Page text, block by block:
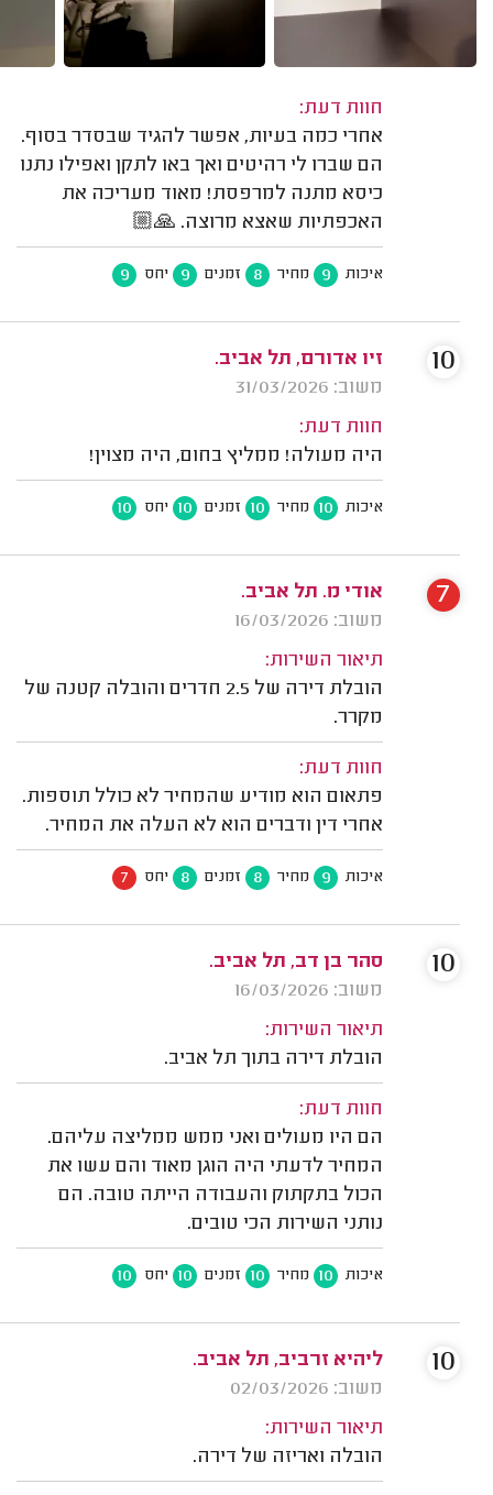
חוות דעת:
אחרי כמה בעיות, אפשר להגיד שבסדר בסוף.
הם שברו לי רהיטים ואך באו לתקן ואפילו נתנו
כיסא מתנה למרפסת! מאוד מעריכה את
האכפתיות שאצא מרוצה. 🙏🏼
איכות 9 מחיר 8 זמנים 9 יחס 9
זיו אדורם, תל אביב.
משוב: 31/03/2026
חוות דעת:
היה מעולה! ממליץ בחום, היה מצוין!
איכות 10 מחיר 10 זמנים 10 יחס 10
10
אודי מ. תל אביב.
משוב: 16/03/2026
תיאור השירות:
הובלת דירה של 2.5 חדרים והובלה קטנה של
מקרר.
חוות דעת:
פתאום הוא מודיע שהמחיר לא כולל תוספות.
אחרי דין ודברים הוא לא העלה את המחיר.
איכות 9 מחיר 8 זמנים 8 יחס 7
7
סהר בן דב, תל אביב.
משוב: 16/03/2026
תיאור השירות:
הובלת דירה בתוך תל אביב.
חוות דעת:
הם היו מעולים ואני ממש ממליצה עליהם.
המחיר לדעתי היה הוגן מאוד והם עשו את
הכול בתקתוק והעבודה הייתה טובה. הם
נותני השירות הכי טובים.
איכות 10 מחיר 10 זמנים 10 יחס 10
10
ליהיא זרביב, תל אביב.
משוב: 02/03/2026
תיאור השירות:
הובלה ואריזה של דירה.
10